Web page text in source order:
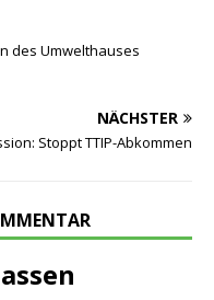
des Umwelthauses
NÄCHSTER
Stoppt TTIP-Abkommen